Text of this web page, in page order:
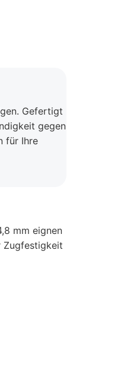
Gefertigt
gegen
für Ihre
mm eignen
Zugfestigkeit